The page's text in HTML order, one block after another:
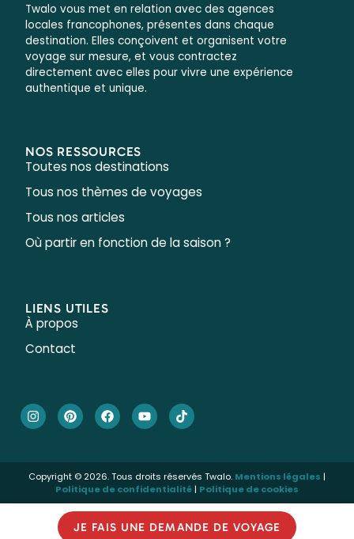
Twalo vous met en relation avec des agences
locales francophones, présentes dans chaque
destination. Elles conçoivent et organisent votre
voyage sur mesure, et vous contractez
directement avec elles pour vivre une expérience
authentique et unique.
NOS RESSOURCES
Toutes nos destinations
Tous nos thèmes de voyages
Tous nos articles
Où partir en fonction de la saison ?
LIENS UTILES
À propos
Contact
Copyright © 2026. Tous droits réservés Twalo. Mentions légales |
Politique de confidentialité| Politique de cookies
JE FAIS UNE DEMANDE DE VOYAGE